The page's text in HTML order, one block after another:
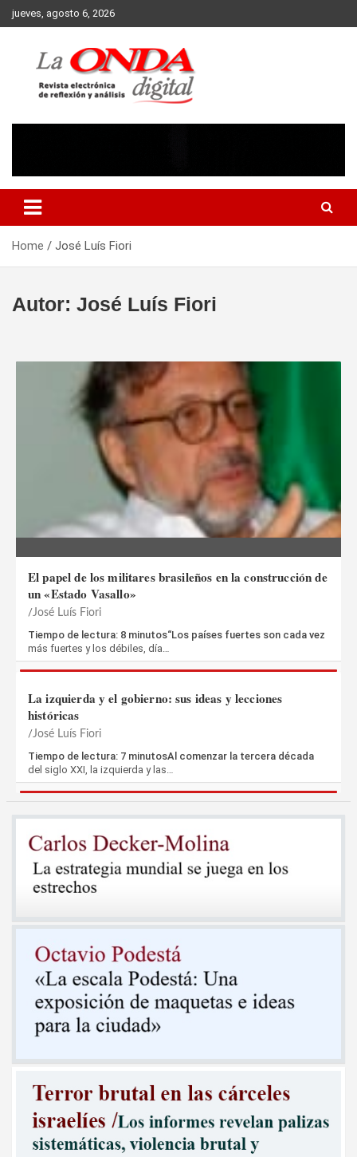
Skip
to
jueves, agosto 6, 2026
Home José Luís Fiori
Autor: José Luís Fiori
El papel de los militares brasileños en la construcción de
un «Estado Vasallo»
José Luís Fiori
Tiempo de lectura: 8 minutos“Los países fuertes son cada vez
más fuertes y los débiles, día…
La izquierda y el gobierno: sus ideas y lecciones
históricas
José Luís Fiori
Tiempo de lectura: 7 minutosAl comenzar la tercera década
del siglo XXI, la izquierda y las…